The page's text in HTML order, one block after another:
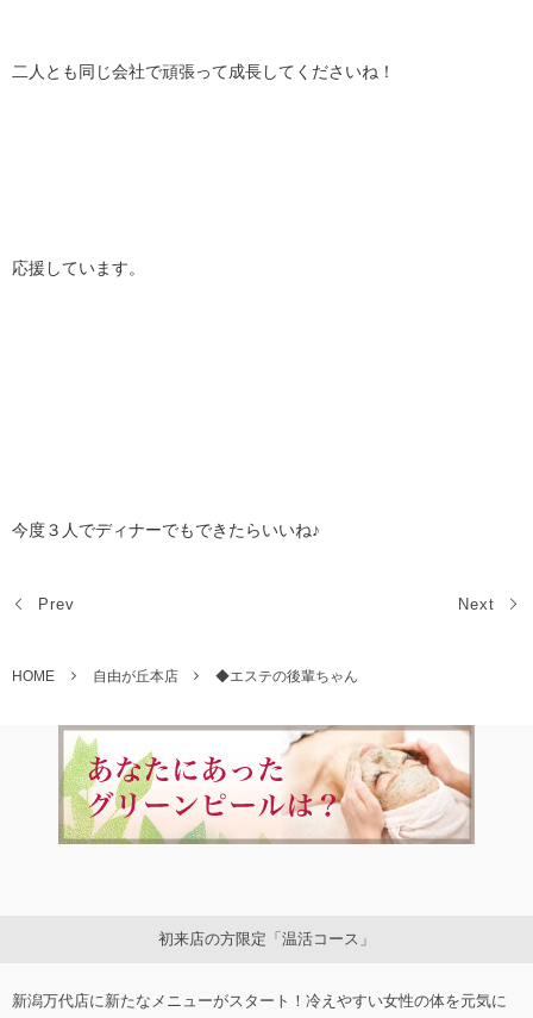
二人とも同じ会社で頑張って成長してくださいね！
応援しています。
今度３人でディナーでもできたらいいね♪
Prev Next
HOME 自由が丘本店 ◆エステの後輩ちゃん
初来店の方限定「温活コース」
新潟万代店に新たなメニューがスタート！冷えやすい女性の体を元気に